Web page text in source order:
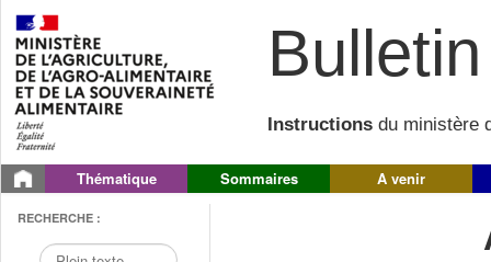
Instructions du ministère
Thématique Sommaires A venir
RECHERCHE :